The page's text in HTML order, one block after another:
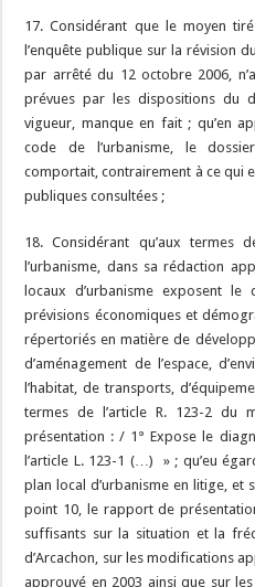
17. Considérant que le moyen
l’enquête publique sur la révision
par arrêté du 12 octobre 2006,
prévues par les dispositions du
vigueur, manque en fait ; qu’en
code de l’urbanisme, le
comportait, contrairement à ce qui
publiques consultées ;
18. Considérant qu’aux termes
l’urbanisme, dans sa rédaction
locaux d’urbanisme exposent
prévisions économiques et
répertoriés en matière de
d’aménagement de l’espace,
l’habitat, de transports,
termes de l’article R. 123-2
présentation : / 1° Expose le
l’article L. 123-1 (…) » ; qu’eu
plan local d’urbanisme en litige, et
point 10, le rapport de
suffisants sur la situation et la
d’Arcachon, sur les modifications
approuvé en 2003 ainsi que sur